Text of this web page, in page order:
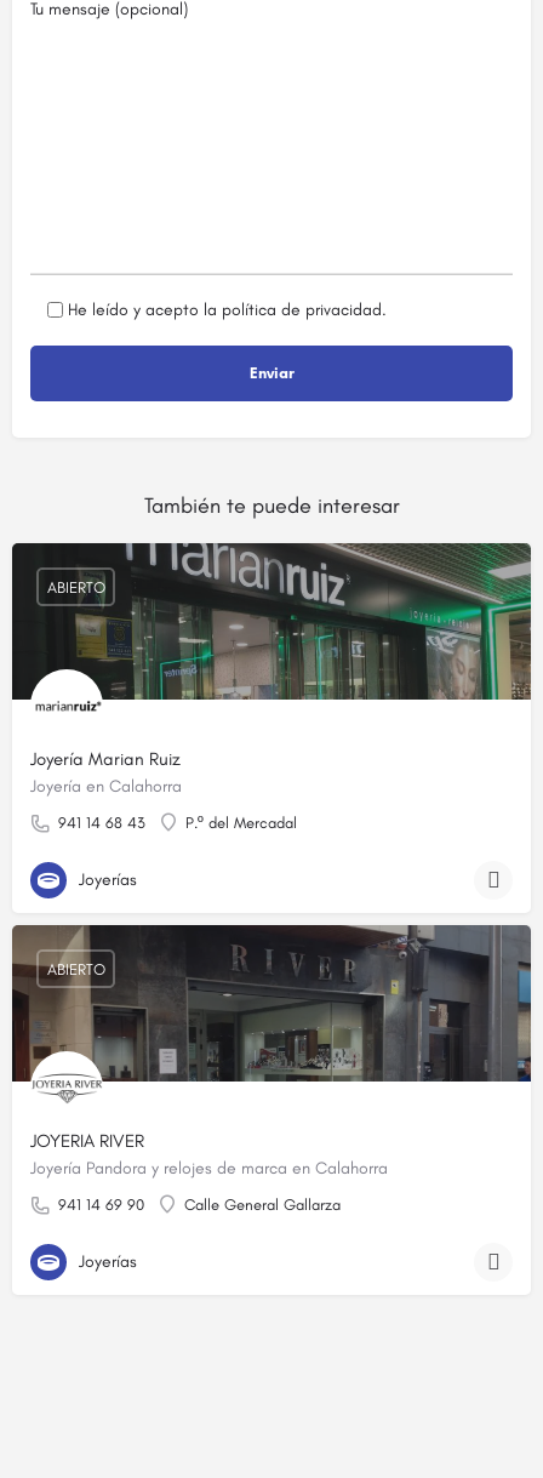
Tu mensaje (opcional)
He leído y acepto la política de privacidad.
También te puede interesar
Joyería Marian Ruiz
Joyería en Calahorra
941 14 68 43 P.º del Mercadal
ABIERTO
Joyerías
JOYERIA RIVER
Joyería Pandora y relojes de marca en Calahorra
941 14 69 90 Calle General Gallarza
ABIERTO
Joyerías